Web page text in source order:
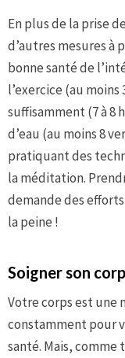
En plus de la prise
d’autres mesures à
bonne santé de
l’exercice (au
suffisamment (7 à 8
d’eau (au moins 8
pratiquant des
la méditation.
demande des
la peine !
Soigner son
Votre corps est une
constamment pour
santé. Mais, comme